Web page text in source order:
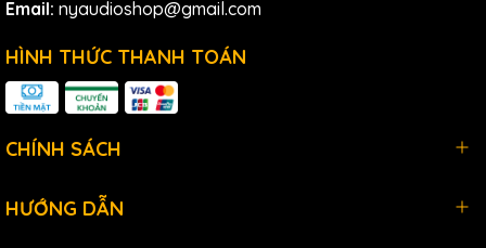
Email: nyaudioshop@gmail.com
HÌNH THỨC THANH TOÁN
CHÍNH SÁCH
HƯỚNG DẪN